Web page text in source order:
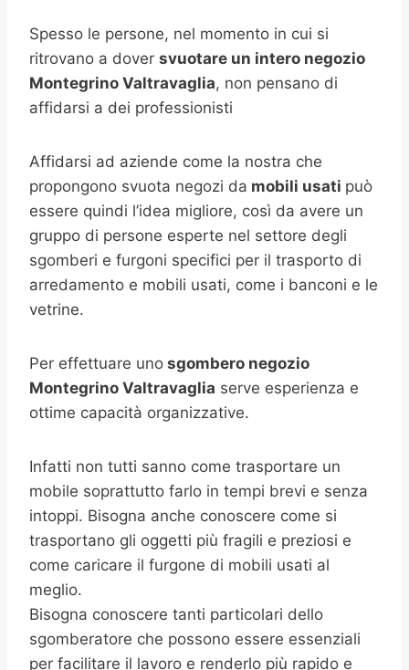
Spesso le persone, nel momento in cui si
ritrovano a dover svuotare un intero negozio
Montegrino Valtravaglia, non pensano di
affidarsi a dei professionisti
Affidarsi ad aziende come la nostra che
propongono svuota negozi da mobili usati può
essere quindi l’idea migliore, così da avere un
gruppo di persone esperte nel settore degli
sgomberi e furgoni specifici per il trasporto di
arredamento e mobili usati, come i banconi e le
vetrine.
Per effettuare uno sgombero negozio
Montegrino Valtravaglia serve esperienza e
ottime capacità organizzative.
Infatti non tutti sanno come trasportare un
mobile soprattutto farlo in tempi brevi e senza
intoppi. Bisogna anche conoscere come si
trasportano gli oggetti più fragili e preziosi e
come caricare il furgone di mobili usati al
meglio.
Bisogna conoscere tanti particolari dello
sgomberatore che possono essere essenziali
per facilitare il lavoro e renderlo più rapido e